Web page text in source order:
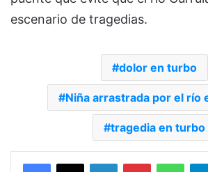
escenario de tragedias.
dolor en turbo
Niña arrastrada por el río
tragedia en turbo
Facebook
X LinkedInPinterest